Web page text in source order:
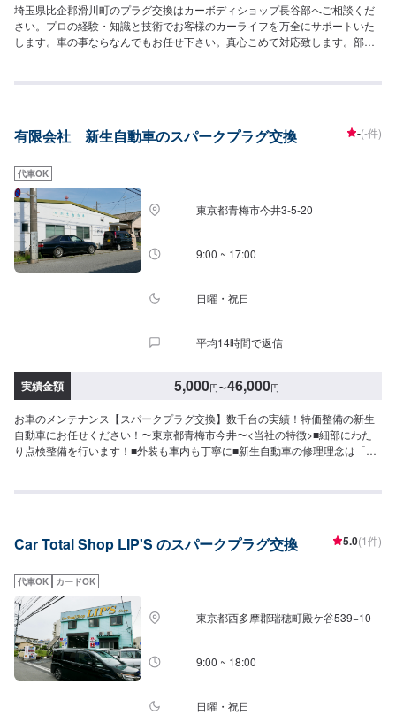
埼玉県比企郡滑川町のプラグ交換はカーボディショップ長谷部へご相談くだ
さい。プロの経験・知識と技術でお客様のカーライフを万全にサポートいた
します。車の事ならなんでもお任せ下さい。真心こめて対応致します。部品
ラーと変わらない！品質に自信あり国家資格を持つ、整備士がお客様の愛車
型車の整備・修理にも対応いたします。■不透明な請求は一切なし！明瞭会計
困りになられたことはございませんか？カーボディショップ長谷部では、お
客様に安心して作業にお出しいただけるよう不透明な請求は一切いたしませ
ん！もちろん勝手な追加整備も一切いたしませんのでご安心ください。<無料
代車完備！>代車の貸し出しは無料です！作業にお出し頂いた際のお客様の日
常生活にも支障が出ませんので安心してご依頼いただけます。※ガソリン代は
お客様負担となります。<営業時間・定休日>営業時間：9:00～18:00定休
日：日曜日・祝日
有限会社 新生自動車のスパークプラグ交換 -(-件)
代車OK
東京都青梅市今井3-5-20
9:00 ~ 17:00
日曜・祝日
平均14時間で返信
実績金額 5,000円〜46,000円
お車のメンテナンス【スパークプラグ交換】数千台の実績！特価整備の新生
自動車にお任せください！〜東京都青梅市今井〜<当社の特徴>■細部にわた
り点検整備を行います！■外装も車内も丁寧に■新生自動車の修理理念は「新
上がり次第納車<パーツについて>パーツの持ち込み・販売も可能です！ご希
中は代車をご利用ください。※代車の燃料代はお客様にご負担いただいており
9:00~18:00
Car Total Shop LIP'S のスパークプラグ交換 5.0(1件)
代車OK カードOK
東京都西多摩郡瑞穂町殿ケ谷539−10
9:00 ~ 18:00
日曜・祝日